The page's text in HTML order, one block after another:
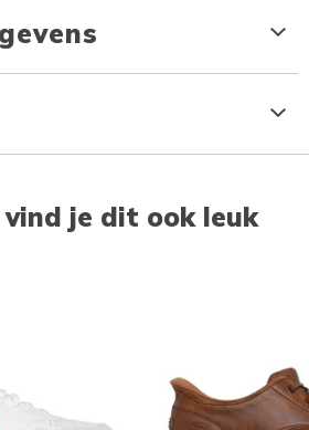
vind je dit ook leuk